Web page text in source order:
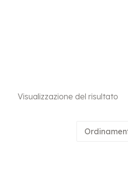
Visualizzazione del risultato